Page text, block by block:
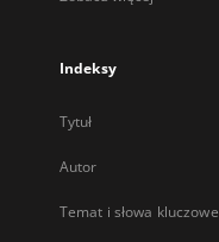
Indeksy
Tytuł
Autor
Temat i słowa kluczowe